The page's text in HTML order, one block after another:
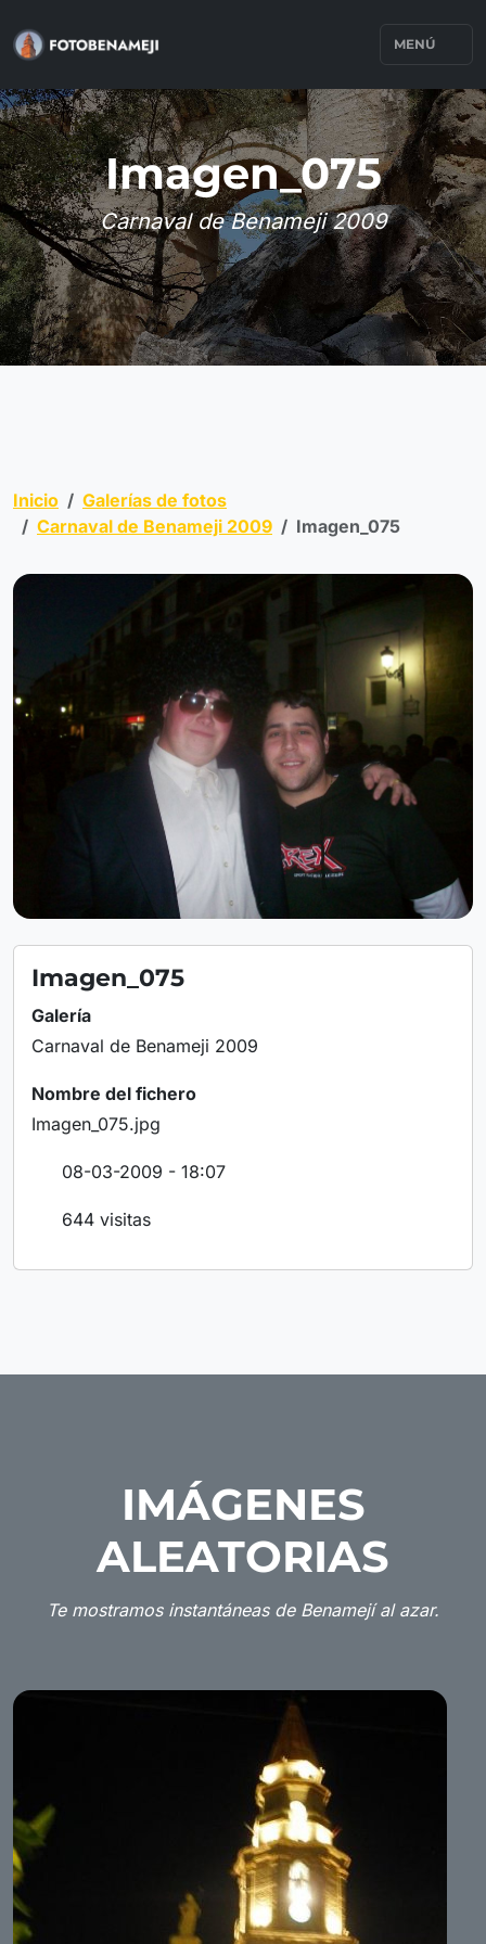
MENÚ
Imagen_075
Carnaval de Benameji 2009
Inicio
Galerías de fotos
Carnaval de Benameji 2009
Imagen_075
Imagen_075
Galería
Carnaval de Benameji 2009
Nombre del fichero
Imagen_075.jpg
08-03-2009 - 18:07
644 visitas
IMÁGENES
ALEATORIAS
Te mostramos instantáneas de Benamejí al azar.